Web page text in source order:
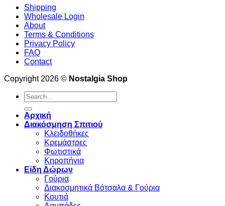
Shipping
Wholesale Login
About
Terms & Conditions
Privacy Policy
FAQ
Contact
Copyright 2026 © Nostalgia Shop
Search
for:
Αρχική
Διακόσμηση Σπιτιού
Κλειδοθήκες
Κρεμάστρες
Φωτιστικά
Κηροπήγια
Είδη Δώρων
Γούρια
Διακοσμητικά Βότσαλα & Γούρια
Κουτιά